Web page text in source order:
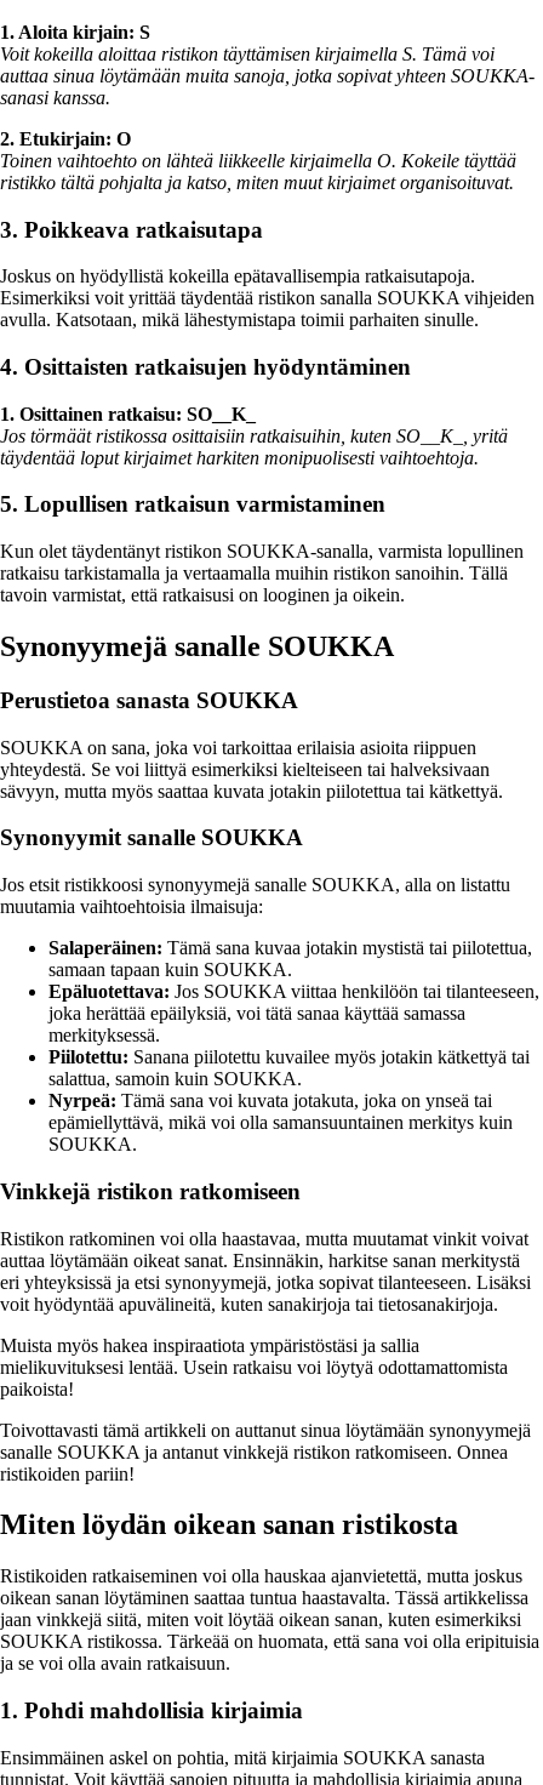
1. Aloita kirjain: S
Voit kokeilla aloittaa ristikon täyttämisen kirjaimella S. Tämä voi
auttaa sinua löytämään muita sanoja, jotka sopivat yhteen SOUKKA-
sanasi kanssa.
2. Etukirjain: O
Toinen vaihtoehto on lähteä liikkeelle kirjaimella O. Kokeile täyttää
ristikko tältä pohjalta ja katso, miten muut kirjaimet organisoituvat.
3. Poikkeava ratkaisutapa
Joskus on hyödyllistä kokeilla epätavallisempia ratkaisutapoja.
Esimerkiksi voit yrittää täydentää ristikon sanalla SOUKKA vihjeiden
avulla. Katsotaan, mikä lähestymistapa toimii parhaiten sinulle.
4. Osittaisten ratkaisujen hyödyntäminen
1. Osittainen ratkaisu: SO__K_
Jos törmäät ristikossa osittaisiin ratkaisuihin, kuten SO__K_, yritä
täydentää loput kirjaimet harkiten monipuolisesti vaihtoehtoja.
5. Lopullisen ratkaisun varmistaminen
Kun olet täydentänyt ristikon SOUKKA-sanalla, varmista lopullinen
ratkaisu tarkistamalla ja vertaamalla muihin ristikon sanoihin. Tällä
tavoin varmistat, että ratkaisusi on looginen ja oikein.
Synonyymejä sanalle SOUKKA
Perustietoa sanasta SOUKKA
SOUKKA on sana, joka voi tarkoittaa erilaisia asioita riippuen
yhteydestä. Se voi liittyä esimerkiksi kielteiseen tai halveksivaan
sävyyn, mutta myös saattaa kuvata jotakin piilotettua tai kätkettyä.
Synonyymit sanalle SOUKKA
Jos etsit ristikkoosi synonyymejä sanalle SOUKKA, alla on listattu
muutamia vaihtoehtoisia ilmaisuja:
Salaperäinen: Tämä sana kuvaa jotakin mystistä tai piilotettua,
samaan tapaan kuin SOUKKA.
Epäluotettava: Jos SOUKKA viittaa henkilöön tai tilanteeseen,
joka herättää epäilyksiä, voi tätä sanaa käyttää samassa
merkityksessä.
Piilotettu: Sanana piilotettu kuvailee myös jotakin kätkettyä tai
salattua, samoin kuin SOUKKA.
Nyrpeä: Tämä sana voi kuvata jotakuta, joka on ynseä tai
epämiellyttävä, mikä voi olla samansuuntainen merkitys kuin
SOUKKA.
Vinkkejä ristikon ratkomiseen
Ristikon ratkominen voi olla haastavaa, mutta muutamat vinkit voivat
auttaa löytämään oikeat sanat. Ensinnäkin, harkitse sanan merkitystä
eri yhteyksissä ja etsi synonyymejä, jotka sopivat tilanteeseen. Lisäksi
voit hyödyntää apuvälineitä, kuten sanakirjoja tai tietosanakirjoja.
Muista myös hakea inspiraatiota ympäristöstäsi ja sallia
mielikuvituksesi lentää. Usein ratkaisu voi löytyä odottamattomista
paikoista!
Toivottavasti tämä artikkeli on auttanut sinua löytämään synonyymejä
sanalle SOUKKA ja antanut vinkkejä ristikon ratkomiseen. Onnea
ristikoiden pariin!
Miten löydän oikean sanan ristikosta
Ristikoiden ratkaiseminen voi olla hauskaa ajanvietettä, mutta joskus
oikean sanan löytäminen saattaa tuntua haastavalta. Tässä artikkelissa
jaan vinkkejä siitä, miten voit löytää oikean sanan, kuten esimerkiksi
SOUKKA ristikossa. Tärkeää on huomata, että sana voi olla eripituisia
ja se voi olla avain ratkaisuun.
1. Pohdi mahdollisia kirjaimia
Ensimmäinen askel on pohtia, mitä kirjaimia SOUKKA sanasta
tunnistat. Voit käyttää sanojen pituutta ja mahdollisia kirjaimia apuna